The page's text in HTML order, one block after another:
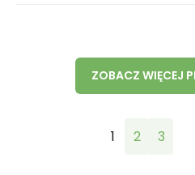
ZOBACZ WIĘCEJ
1 2 3